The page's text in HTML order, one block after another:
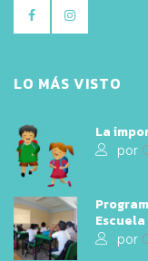
LO MÁS VISTO
La
por
por